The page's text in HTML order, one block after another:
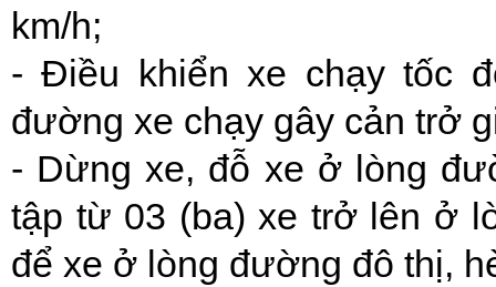
km/h;
- Điều khiển xe chạy tốc
đường xe chạy gây cản trở
- Dừng xe, đỗ xe ở lòng
tập từ 03 (ba) xe trở lên ở
để xe ở lòng đường đô thị,